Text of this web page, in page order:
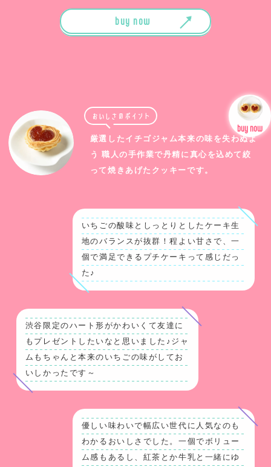
buy now
buy now
おいしさのポイント
厳選したイチゴジャム本来の味を失わぬよ
う 職人の手作業で丹精に真心を込めて絞
って焼きあげたクッキーです。
いちごの酸味としっとりとしたケーキ生
地のバランスが抜群！程よい甘さで、一
個で満足できるプチケーキって感じだっ
た♪
渋谷限定のハート形がかわいくて友達に
もプレゼントしたいなと思いました♪ジャ
ムもちゃんと本来のいちごの味がしてお
いしかったです～
優しい味わいで幅広い世代に人気なのも
わかるおいしさでした。一個でボリュー
ム感もあるし、紅茶とか牛乳と一緒にゆ